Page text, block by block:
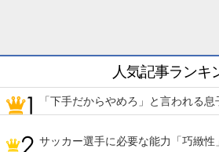
人気記事ランキ
「下手だからやめろ」と言われる息
サッカー選手に必要な能力「巧緻性